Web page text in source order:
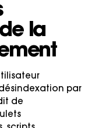
la
par
de